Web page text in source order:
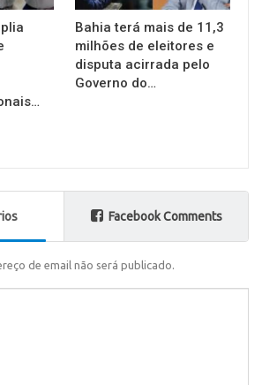
Bahia terá mais de 11,3
milhões de eleitores e
disputa acirrada pelo
Governo do…
Facebook Comments
de email não será publicado.